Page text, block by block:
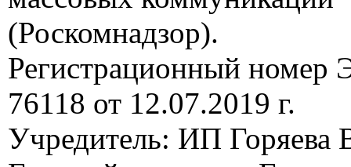
(Роскомнадзор).
Регистрационный
76118 от 12.07.2019 г.
Учредитель: ИП Горяева